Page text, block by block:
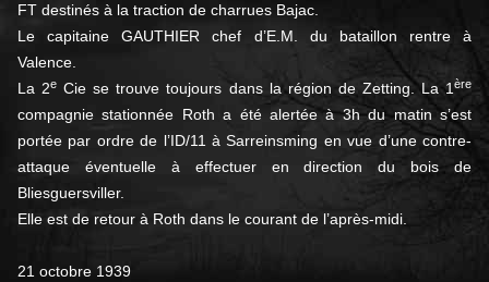
FT destinés à la traction de charrues Bajac.
Le capitaine GAUTHIER chef d’E.M. du bataillon rentre à
Valence.
La 2e Cie se trouve toujours dans la région de Zetting. La 1ère
compagnie stationnée Roth a été alertée à 3h du matin s’est
portée par ordre de l’ID/11 à Sarreinsming en vue d’une contre-
attaque éventuelle à effectuer en direction du bois de
Bliesguersviller.
Elle est de retour à Roth dans le courant de l’après-midi.
21 octobre 1939